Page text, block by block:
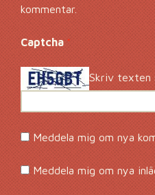
kommentar.
Captcha*
Skriv texten
Meddela mig om nya
Meddela mig om nya